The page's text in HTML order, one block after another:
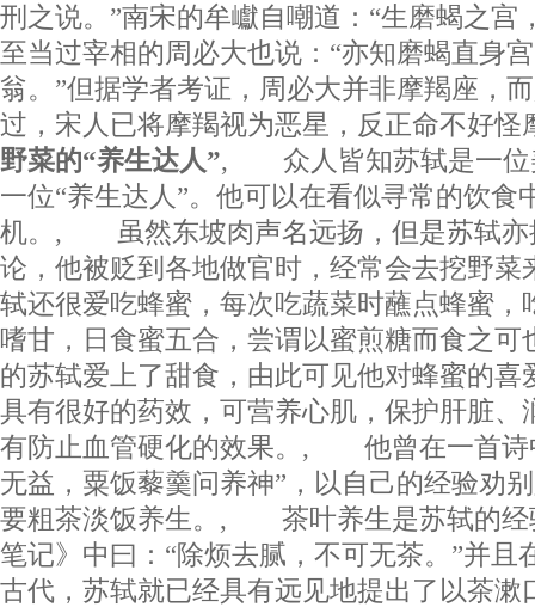
刑之说。”南宋的牟巘自嘲道：“生磨蝎之宫
至当过宰相的周必大也说：“亦知磨蝎直身
翁。”但据学者考证，周必大并非摩羯座
过，宋人已将摩羯视为恶星，反正命不
野菜的“养生达人”, 众人皆知苏轼是一位
一位“养生达人”。他可以在看似寻常的饮食
机。, 虽然东坡肉声名远扬，但是苏轼亦
论，他被贬到各地做官时，经常会去挖野菜
轼还很爱吃蜂蜜，每次吃蔬菜时蘸点蜂蜜，
嗜甘，日食蜜五合，尝谓以蜜煎糖而食
的苏轼爱上了甜食，由此可见他对蜂蜜的喜
具有很好的药效，可营养心肌，保护肝脏、
有防止血管硬化的效果。, 他曾在一首诗
无益，粟饭藜羹问养神”，以自己的经验劝
要粗茶淡饭养生。, 茶叶养生是苏轼的经
笔记》中曰：“除烦去腻，不可无茶。”并且
古代，苏轼就已经具有远见地提出了以茶漱